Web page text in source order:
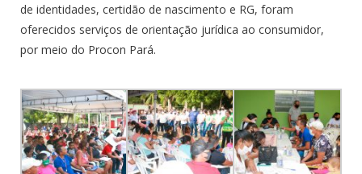
de identidades, certidão de nascimento e RG, foram
oferecidos serviços de orientação jurídica ao consumidor,
por meio do Procon Pará.